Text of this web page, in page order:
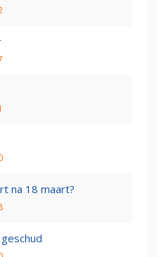
na 18 maart?